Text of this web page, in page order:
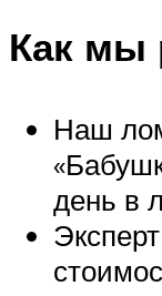
Как мы
Наш
день в